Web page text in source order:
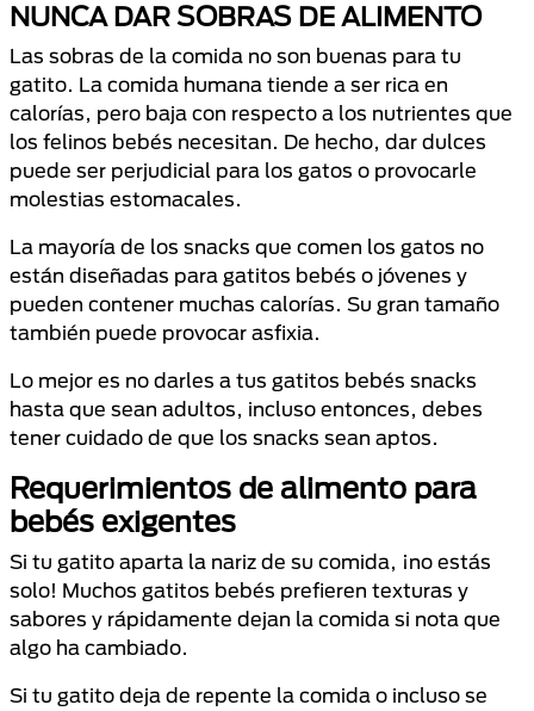
NUNCA DAR SOBRAS DE ALIMENTO
Las sobras de la comida no son buenas para tu
gatito. La comida humana tiende a ser rica en
calorías, pero baja con respecto a los nutrientes que
los felinos bebés necesitan. De hecho, dar dulces
puede ser perjudicial para los gatos o provocarle
molestias estomacales.
La mayoría de los snacks que comen los gatos no
están diseñadas para gatitos bebés o jóvenes y
pueden contener muchas calorías. Su gran tamaño
también puede provocar asfixia.
Lo mejor es no darles a tus gatitos bebés snacks
hasta que sean adultos, incluso entonces, debes
tener cuidado de que los snacks sean aptos.
Requerimientos de alimento para
bebés exigentes
Si tu gatito aparta la nariz de su comida, ¡no estás
solo! Muchos gatitos bebés prefieren texturas y
sabores y rápidamente dejan la comida si nota que
algo ha cambiado.
Si tu gatito deja de repente la comida o incluso se